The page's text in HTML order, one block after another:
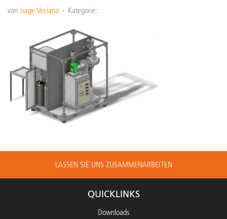
von Jorge Veciana Kategorie:
LASSEN SIE UNS ZUSAMMENARBEITEN
QUICKLINKS
Downloads